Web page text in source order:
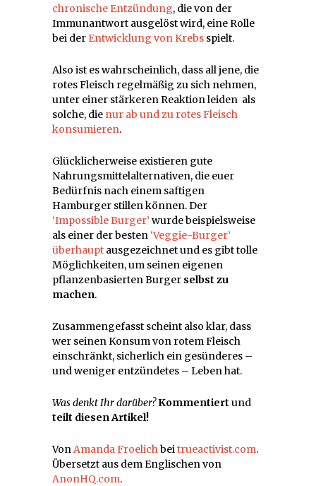
chronische Entzündung, die von der
Immunantwort ausgelöst wird, eine Rolle
bei der Entwicklung von Krebs spielt.
Also ist es wahrscheinlich, dass all jene, die
rotes Fleisch regelmäßig zu sich nehmen,
unter einer stärkeren Reaktion leiden als
solche, die nur ab und zu rotes Fleisch
konsumieren.
Glücklicherweise existieren gute
Nahrungsmittelalternativen, die euer
Bedürfnis nach einem saftigen
Hamburger stillen können. Der
‘Impossible Burger’ wurde beispielsweise
als einer der besten ‘Veggie-Burger’
überhaupt ausgezeichnet und es gibt tolle
Möglichkeiten, um seinen eigenen
pflanzenbasierten Burger selbst zu
machen.
Zusammengefasst scheint also klar, dass
wer seinen Konsum von rotem Fleisch
einschränkt, sicherlich ein gesünderes –
und weniger entzündetes – Leben hat.
Was denkt Ihr darüber?Kommentiert und
teilt diesen Artikel!
VonAmanda Froelichbeitrueactivist.com.
Übersetzt aus dem Englischen von
AnonHQ.com.